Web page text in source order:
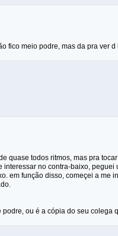
fico meio podre, mas da pra ver d
quase todos ritmos, mas pra
no contra-baixo,
em função disso, começei a me
ou é a cópia do seu colega